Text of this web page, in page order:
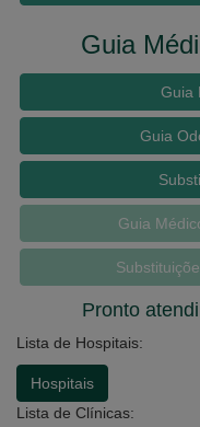
Guia
Guia
Guia
Guia
Pronto
Lista de Hospitais:
Hospitais
Lista de Clínicas: